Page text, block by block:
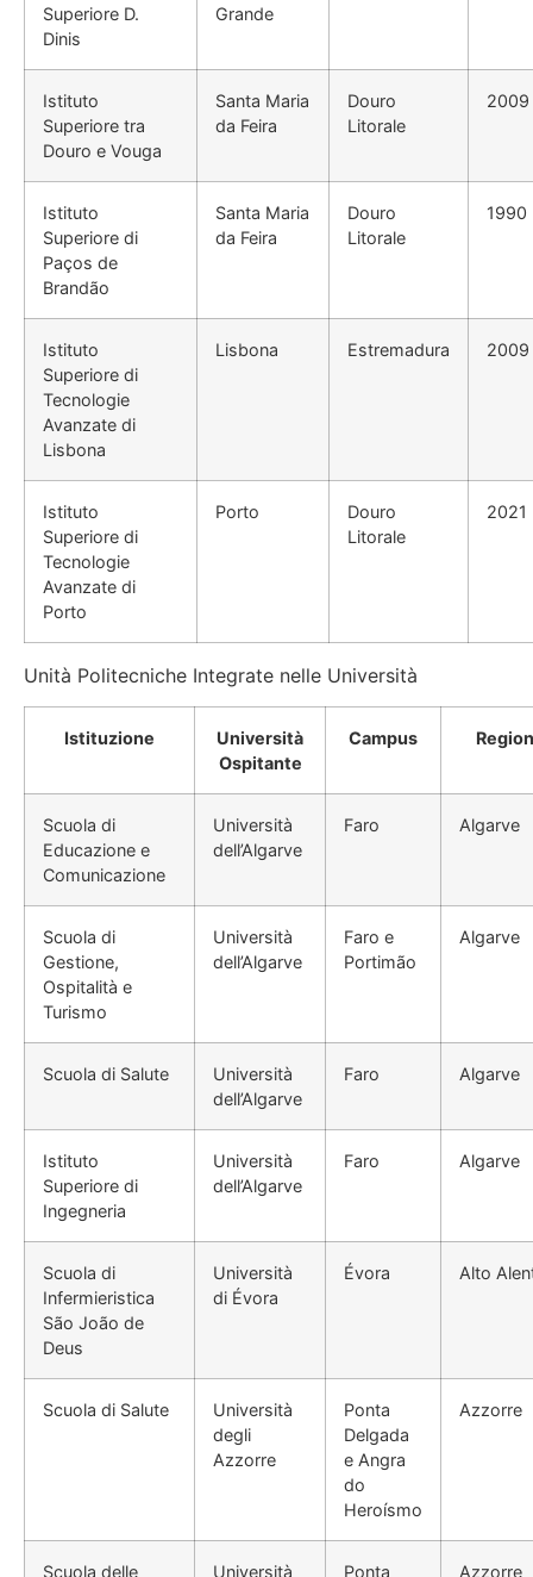
Superiore D.
Dinis
Grande
Istituto
Superiore tra
Douro e Vouga
Santa Maria
da Feira
Douro
Litorale
2009
Istituto
Superiore di
Paços de
Brandão
Santa Maria
da Feira
Douro
Litorale
1990
Istituto
Superiore di
Tecnologie
Avanzate di
Lisbona
Lisbona Estremadura 2009
Istituto
Superiore di
Tecnologie
Avanzate di
Porto
Porto
Douro
Litorale
2021
Unità Politecniche Integrate nelle Università
Istituzione
Università
Ospitante
Campus
Scuola di
Educazione e
Comunicazione
Università
dell’Algarve
Faro Algarve
Scuola di
Gestione,
Ospitalità e
Turismo
Università
dell’Algarve
Faro e
Portimão
Algarve
Scuola di Salute
Università
dell’Algarve
Faro Algarve
Istituto
Superiore di
Ingegneria
Università
dell’Algarve
Faro Algarve
Scuola di
Infermieristica
São João de
Deus
Università
di Évora
Évora Alto
Scuola di Salute
Università
degli
Azzorre
Ponta
Delgada
e Angra
do
Heroísmo
Azzorre
Scuola delle Università Ponta Azzorre